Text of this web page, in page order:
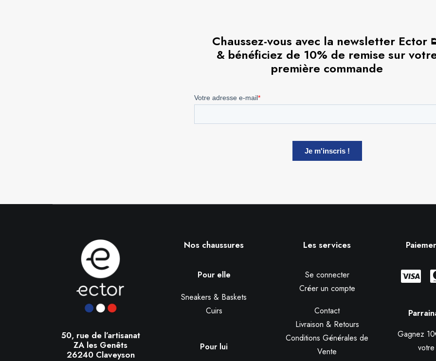
Chaussez-vous avec la newsletter Ector
& bénéficiez de 10% de remise sur
première commande
50, rue de l’artisanat
ZA les Genêts
26240 Claveyson
Nos chaussures
Pour elle
Sneakers & Baskets
Cuirs
Pour lui
Les services
Se connecter
Créer un compte
Contact
Livraison & Retours
Conditions Générales de
Vente
Gagnez